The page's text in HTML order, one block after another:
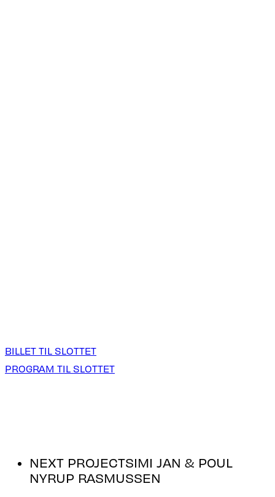
BILLET TIL SLOTTET
PROGRAM TIL SLOTTET
NEXT PROJECTSIMI JAN & POUL
NYRUP RASMUSSEN